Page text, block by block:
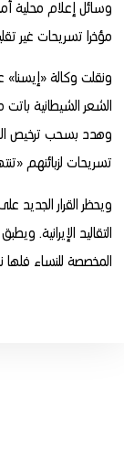
وسائل إعلام محلية
مؤخرا تسريحات غير
ونقلت وكالة
الشعر الشيطانية
وهدد بسحب ترخيص
تسريحات لزبائنهم
ويحظر القرار الجديد
التقاليد الإيرانية.
المخصصة للنساء فلها